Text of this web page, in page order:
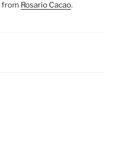
from Rosario Cacao.